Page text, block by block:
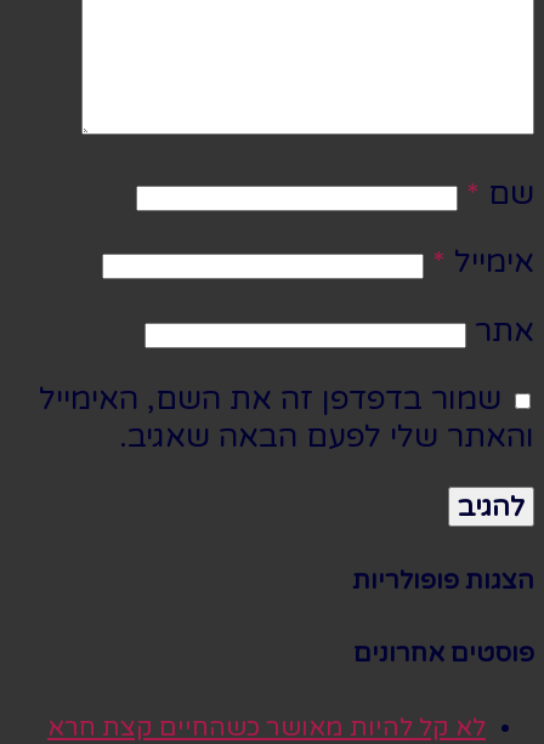
שם *
אימייל *
אתר
שמור בדפדפן זה את השם, האימייל
והאתר שלי לפעם הבאה שאגיב.
הצגות פופולריות
פוסטים אחרונים
לא קל להיות מאושר כשהחיים קצת חרא